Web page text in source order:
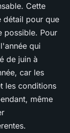
Cette
détail pour que
possible. Pour
qui
de juin à
car les
les conditions
même